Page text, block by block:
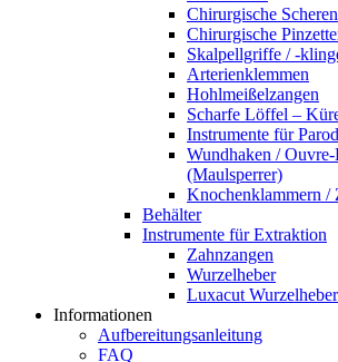
Chirurgische Scheren
Chirurgische
Skalpellgriffe / -
Arterienklemmen
Hohlmeißelzangen
Scharfe Löffel –
Instrumente für
Wundhaken /
(Maulsperrer)
Knochenklammern /
Behälter
Instrumente für Extraktion
Zahnzangen
Wurzelheber
Luxacut Wurzelheber
Informationen
Aufbereitungsanleitung
FAQ